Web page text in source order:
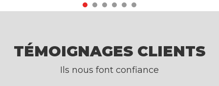
TÉMOIGNAGES CLIENTS
Ils nous font confiance